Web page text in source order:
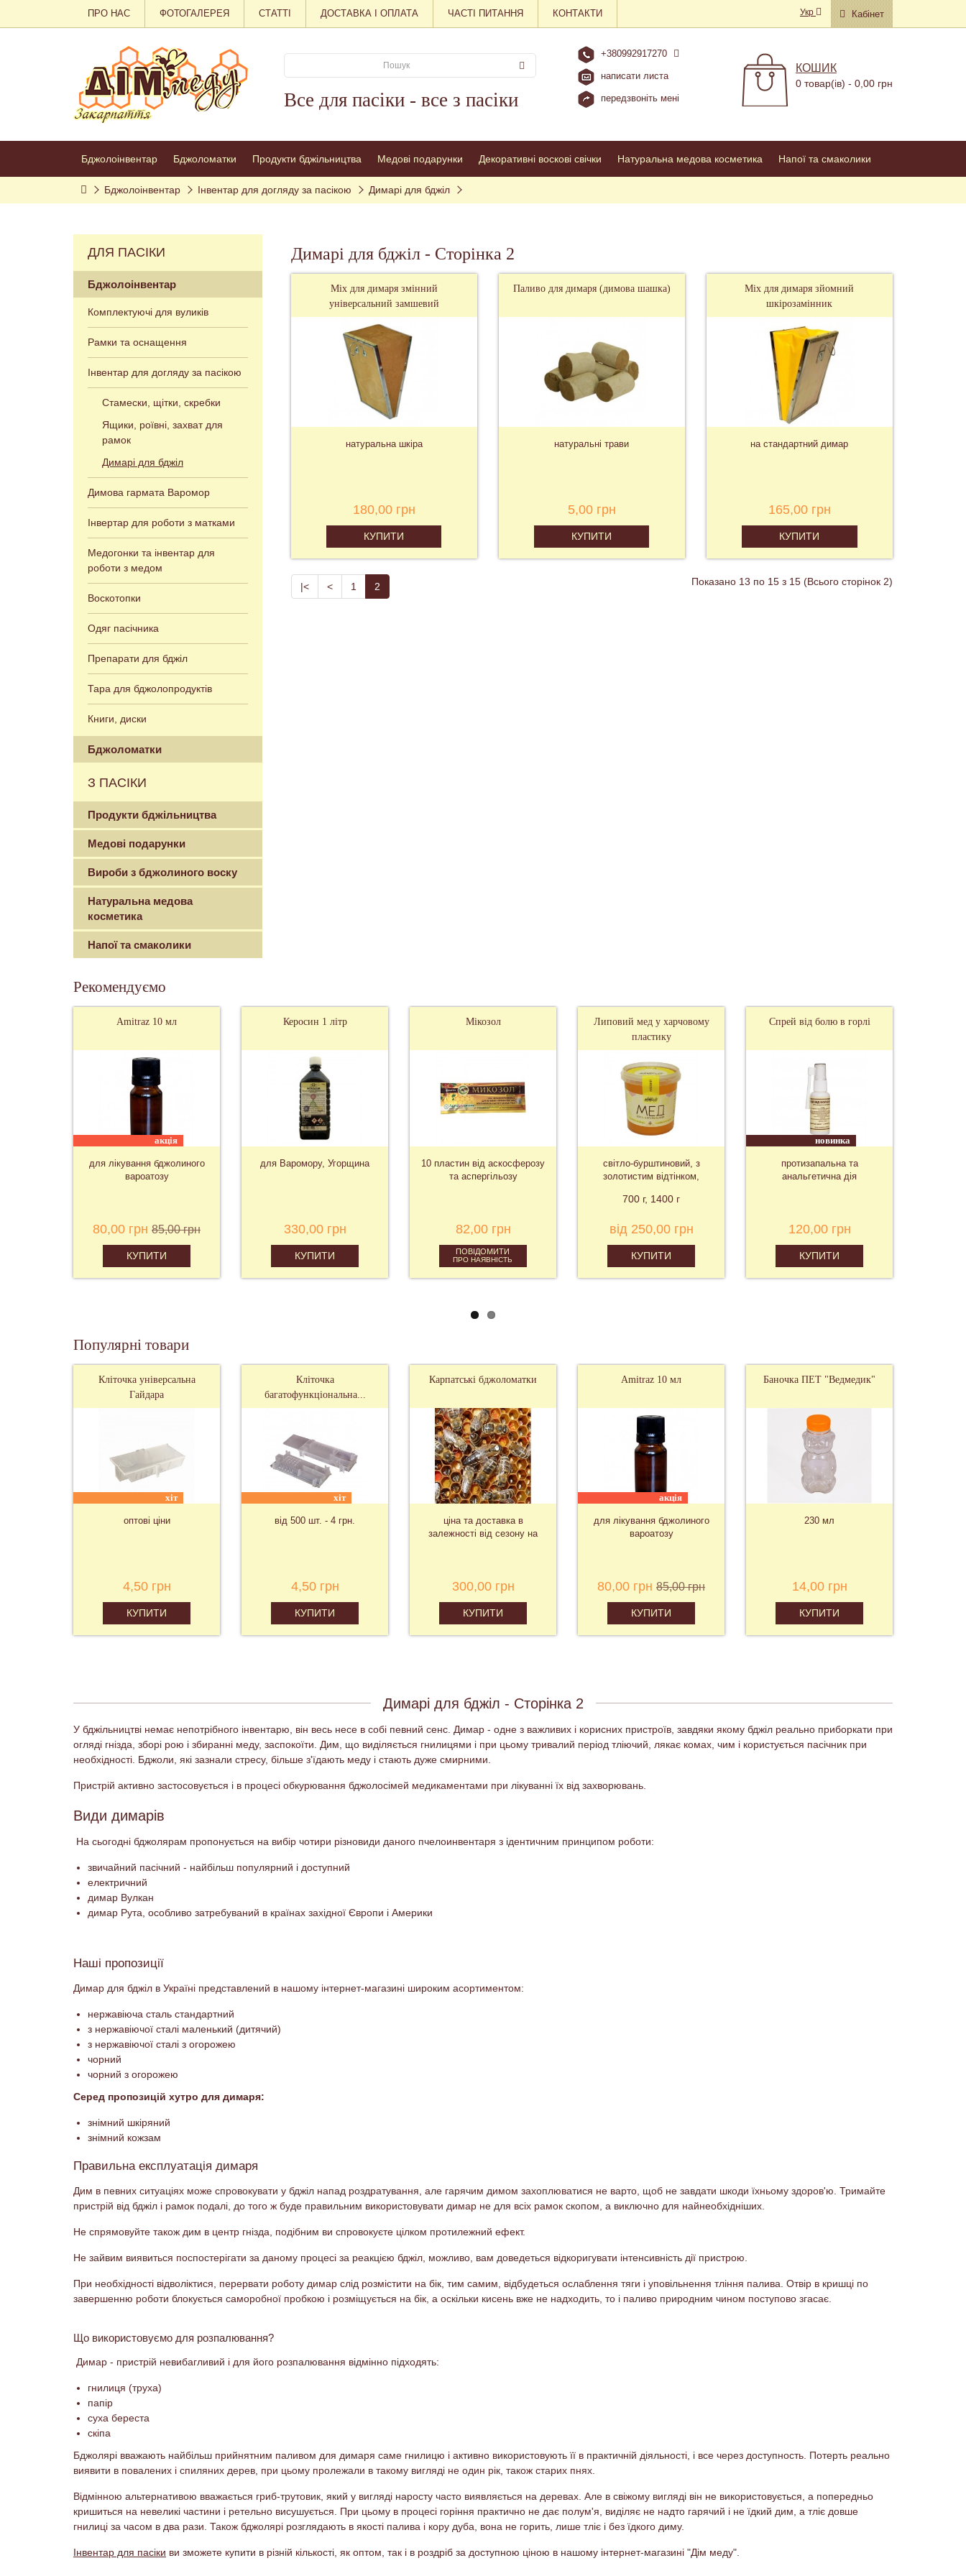
ПРО НАС ФОТОГАЛЕРЕЯ СТАТТІ ДОСТАВКА І ОПЛАТА ЧАСТІ ПИТАННЯ КОНТАКТИ Кабінет
Укр
Все для пасіки - все з пасіки
+380992917270
написати листа
передзвоніть мені
КОШИК
0 товар(ів) - 0,00 грн
Бджолоінвентар Бджоломатки Продукти бджільництва Медові подарунки Декоративні воскові свічки Натуральна медова косметика Напої та смаколики
Бджолоінвентар Інвентар для догляду за пасікою Димарі для бджіл
ДЛЯ ПАСІКИ
Бджолоінвентар
Комплектуючі для вуликів
Рамки та оснащення
Інвентар для догляду за пасікою
Стамески, щітки, скребки
Ящики, роївні, захват для
рамок
Димарі для бджіл
Димова гармата Варомор
Інвертар для роботи з матками
Медогонки та інвентар для
роботи з медом
Воскотопки
Одяг пасічника
Препарати для бджіл
Тара для бджолопродуктів
Книги, диски
Бджоломатки
З ПАСІКИ
Продукти бджільництва
Медові подарунки
Вироби з бджолиного воску
Натуральна медова
косметика
Напої та смаколики
Димарі для бджіл - Сторінка 2
Міх для димаря змінний
універсальний замшевий
натуральна шкіра
180,00 грн
КУПИТИ
Паливо для димаря (димова шашка)
натуральні трави
5,00 грн
КУПИТИ
Міх для димаря зйомний
шкірозамінник
на стандартний димар
165,00 грн
КУПИТИ
|< < 1 2 Показано 13 по 15 з 15 (Всього сторінок 2)
Рекомендуємо
Amitraz 10 мл
акція
для лікування бджолиного
вароатозу
80,00 грн 85,00 грн
КУПИТИ
Керосин 1 літр
для Варомору, Угорщина
330,00 грн
КУПИТИ
Мікозол
10 пластин від аскосферозу
та аспергільозу
82,00 грн
ПОВІДОМИТИ
ПРО НАЯВНІСТЬ
Липовий мед у харчовому
пластику
світло-бурштиновий, з
золотистим відтінком,
700 г 1400 г
від 250,00 грн
КУПИТИ
Спрей від болю в горлі
новинка
протизапальна та
анальгетична дія
120,00 грн
КУПИТИ
Популярні товари
Кліточка універсальна
Гайдара
хіт
оптові ціни
4,50 грн
КУПИТИ
Кліточка
багатофункціональна...
хіт
від 500 шт. - 4 грн.
4,50 грн
КУПИТИ
Карпатські бджоломатки
ціна та доставка в
залежності від сезону на
300,00 грн
КУПИТИ
Amitraz 10 мл
акція
для лікування бджолиного
вароатозу
80,00 грн 85,00 грн
КУПИТИ
Баночка ПЕТ "Ведмедик"
230 мл
14,00 грн
КУПИТИ
Димарі для бджіл - Сторінка 2
У бджільництві немає непотрібного інвентарю, він весь несе в собі певний сенс. Димар - одне з важливих і корисних пристроїв, завдяки якому бджіл реально приборкати при
огляді гнізда, зборі рою і збиранні меду, заспокоїти. Дим, що виділяється гнилицями і при цьому тривалий період тліючий, лякає комах, чим і користується пасічник при
необхідності. Бджоли, які зазнали стресу, більше з'їдають меду і стають дуже смирними.
Пристрій активно застосовується і в процесі обкурювання бджолосімей медикаментами при лікуванні їх від захворювань.
Види димарів
На сьогодні бджолярам пропонується на вибір чотири різновиди даного пчелоинвентаря з ідентичним принципом роботи:
звичайний пасічний - найбільш популярний і доступний
електричний
димар Вулкан
димар Рута, особливо затребуваний в країнах західної Європи і Америки
Наші пропозиції
Димар для бджіл в Україні представлений в нашому інтернет-магазині широким асортиментом:
нержавіюча сталь стандартний
з нержавіючої сталі маленький (дитячий)
з нержавіючої сталі з огорожею
чорний
чорний з огорожею
Серед пропозицій хутро для димаря:
знімний шкіряний
знімний кожзам
Правильна експлуатація димаря
Дим в певних ситуаціях може спровокувати у бджіл напад роздратування, але гарячим димом захоплюватися не варто, щоб не завдати шкоди їхньому здоров'ю. Тримайте
пристрій від бджіл і рамок подалі, до того ж буде правильним використовувати димар не для всіх рамок скопом, а виключно для найнеобхідніших.
Не спрямовуйте також дим в центр гнізда, подібним ви спровокуєте цілком протилежний ефект.
Не зайвим виявиться поспостерігати за даному процесі за реакцією бджіл, можливо, вам доведеться відкоригувати інтенсивність дії пристрою.
При необхідності відволіктися, перервати роботу димар слід розмістити на бік, тим самим, відбудеться ослаблення тяги і уповільнення тління палива. Отвір в кришці по
завершенню роботи блокується саморобної пробкою і розміщується на бік, а оскільки кисень вже не надходить, то і паливо природним чином поступово згасає.
Що використовуємо для розпалювання?
Димар - пристрій невибагливий і для його розпалювання відмінно підходять:
гнилиця (труха)
папір
суха береста
скіпа
Бджолярі вважають найбільш прийнятним паливом для димаря саме гнилицю і активно використовують її в практичній діяльності, і все через доступность. Потерть реально
виявити в повалених і спиляних дерев, при цьому пролежали в такому вигляді не один рік, також старих пнях.
Відмінною альтернативою вважається гриб-трутовик, який у вигляді наросту часто виявляється на деревах. Але в свіжому вигляді він не використовується, а попередньо
кришиться на невеликі частини і ретельно висушується. При цьому в процесі горіння практично не дає полум'я, виділяє не надто гарячий і не їдкий дим, а тліє довше
гнилиці за часом в два рази. Також бджолярі розглядають в якості палива і кору дуба, вона не горить, лише тліє і без їдкого диму.
Інвентар для пасіки ви зможете купити в різній кількості, як оптом, так і в роздріб за доступною ціною в нашому інтернет-магазині "Дім меду".